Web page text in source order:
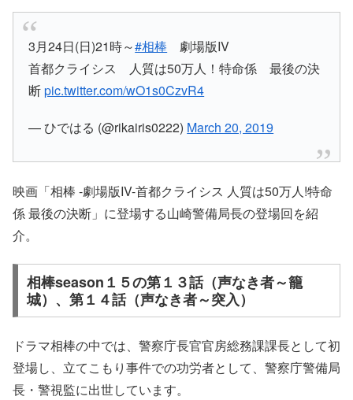
3月24日(日)21時～#相棒 劇場版IV
首都クライシス 人質は50万人！特命係 最後の決
断pic.twitter.com/wO1s0CzvR4
— ひではる (@rikairis0222) March 20, 2019
映画 「相棒 -劇場版IV-首都クライシス 人質は50万人!特命
係 最後の決断」 に登場する山崎警備局長の登場回を紹
介。
相棒season１５の第１３話（声なき者～籠
城）、第１４話（声なき者～突入）
ドラマ相棒の中では、警察庁長官官房総務課課長として初
登場し、立てこもり事件での功労者として、 警察庁警備局
長・警視監に出世しています。